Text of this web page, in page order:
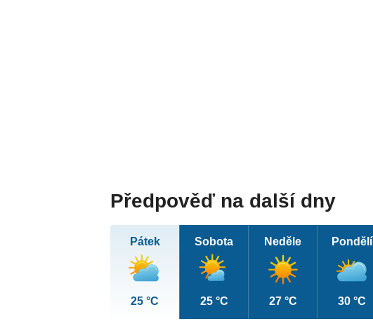
Předpověď na další dny
Pátek
25 °C
Sobota
25 °C
Neděle
27 °C
Pondělí
30 °C